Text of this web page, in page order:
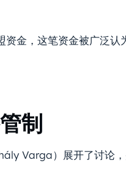
金，这笔资金被广泛认
制
Varga）展开了讨论